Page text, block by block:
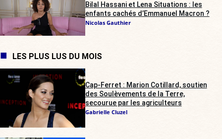
Bilal Hassani et Lena Situations : les
enfants cachés d’Emmanuel Macron ?
Nicolas Gauthier
LES PLUS LUS DU MOIS
Cap-Ferret : Marion Cotillard, soutien
des Soulèvements de la Terre,
secourue par les agriculteurs
Gabrielle Cluzel